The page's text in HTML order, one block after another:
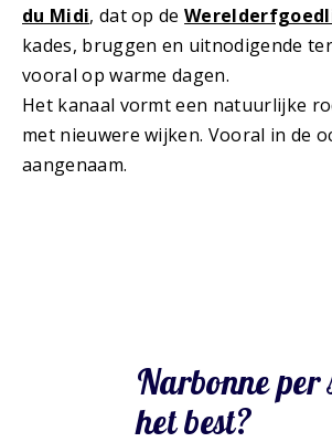
du Midi, dat op de
kades, bruggen en uitnodigende
vooral op warme dagen.
Het kanaal vormt een natuurlijke
met nieuwere wijken. Vooral in de
aangenaam.
Narbonne per
het best?